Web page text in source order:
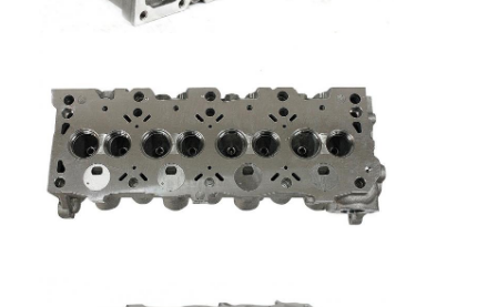
VOLLEDIGE CILINDERKOP
MotorCilinderkop
motortrapas